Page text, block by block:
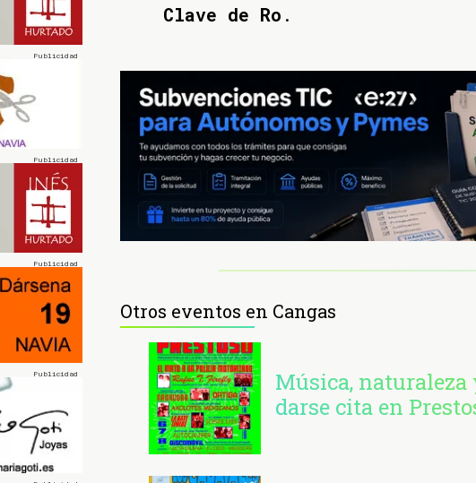
Clave de Ro .
Otros eventos en Cangas
Música,
darse cita en